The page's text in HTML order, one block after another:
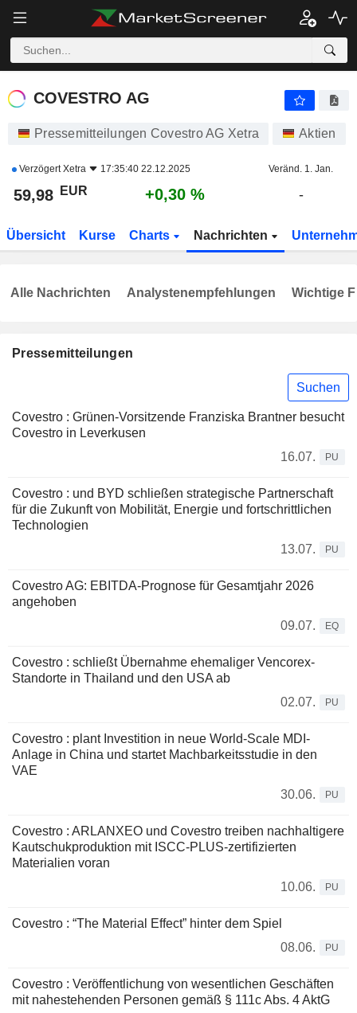
COVESTRO AG
COVESTRO AG
Pressemitteilungen Covestro AG Xetra Aktien
VerzögertXetra 17:35:40 22.12.2025 Veränd. 1. Jan.
59,98 EUR +0,30 % -
Übersicht Kurse Charts Nachrichten
Pressemitteilungen
Suchen
Covestro : Grünen-Vorsitzende Franziska Brantner besucht
Covestro in Leverkusen
16.07.
PU
Covestro : und BYD schließen strategische Partnerschaft
für die Zukunft von Mobilität, Energie und fortschrittlichen
Technologien
13.07.
PU
Covestro AG: EBITDA-Prognose für Gesamtjahr 2026
angehoben
09.07.
EQ
Covestro : schließt Übernahme ehemaliger Vencorex-
Standorte in Thailand und den USA ab
02.07.
PU
Covestro : plant Investition in neue World-Scale MDI-
Anlage in China und startet Machbarkeitsstudie in den
VAE
30.06.
PU
Covestro : ARLANXEO und Covestro treiben nachhaltigere
Kautschukproduktion mit ISCC-PLUS-zertifizierten
Materialien voran
10.06.
PU
Covestro : “The Material Effect” hinter dem Spiel
08.06.
PU
Covestro : Veröffentlichung von wesentlichen Geschäften
mit nahestehenden Personen gemäß § 111c Abs. 4 AktG
Alle Nachrichten Analystenempfehlungen Wichtige